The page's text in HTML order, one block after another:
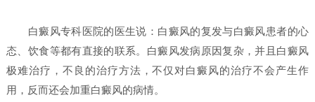
白癜风专科医院的医生说：白癜风的复发与白癜风患者的心
态、饮食等都有直接的联系。白癜风发病原因复杂，并且白癜风
极难治疗，不良的治疗方法，不仅对白癜风的治疗不会产生作
用，反而还会加重白癜风的病情。